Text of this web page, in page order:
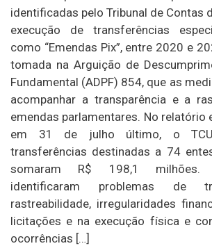
identificadas pelo Tribunal de Contas
execução de transferências
como “Emendas Pix”, entre 2020 e
tomada na Arguição de
Fundamental (ADPF) 854, que as
acompanhar a transparência e a
emendas parlamentares. No relatório
em 31 de julho último, o
transferências destinadas a 74
somaram R$ 198,1 milhões.
identificaram problemas de
rastreabilidade, irregularidades
licitações e na execução física e
ocorrências […]